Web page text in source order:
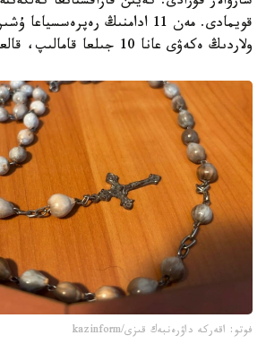
قويمادى. مەن 11 ادامنىڭ
ولاردىڭ ەكەۋى عانا 10 جىلعا قامالىپ، قالعانى اتىلىپ كەتكەن.
فوتو: اقەركە داۋرەنبەك قىزى/kazinform